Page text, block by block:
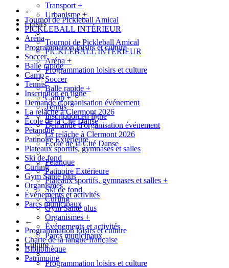
←
Tournoi de Pickleball Amical
PICKLEBALL INTÉRIEUR
Aréna
Programmation loisirs et culture
Soccer
Balle rapide
Camp
Tennis
Inscription en ligne
Demande d'organisation événement
La relâche à Clermont 2026
École de la Cité Danse
Pétanque
Patinoire Extérieure
Plateaux sportifs, gymnases et salles
Ski de fond
Curling
Gym Santé plus
Organismes
Événements et activités
Parcs municipaux
←
Programmation loisirs et culture
Charte de la langue française
Bibliothèque
Patrimoine
Transport +
Urbanisme +
Loisirs
Tournoi de Pickleball Amical
PICKLEBALL INTÉRIEUR
Aréna +
Programmation loisirs et culture
Soccer
Balle rapide +
Camp+
Tennis
Inscription en ligne
Demande d'organisation événement
La relâche à Clermont 2026
École de la Cité Danse
Pétanque
Patinoire Extérieure
Plateaux sportifs, gymnases et salles +
Ski de fond
Curling
Gym Santé plus
Organismes +
Événements et activités
Parcs municipaux
Culture
Programmation loisirs et culture